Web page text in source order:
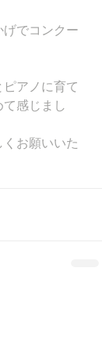
げでコンクー
アノに育て
感じまし
お願いいた